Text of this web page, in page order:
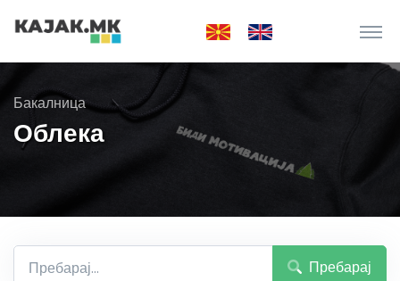
Бакалница
Облека
Пребарај